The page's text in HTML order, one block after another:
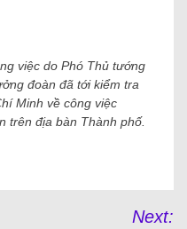
việc do Phó Thủ tướng
đoàn đã tới kiểm tra
Minh về công việc
trên địa bàn Thành phố.
Next: